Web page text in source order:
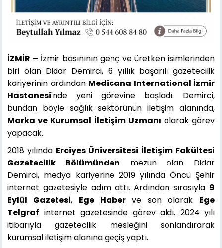
İZMİR – İzmir basınının genç ve üretken isimlerinden
biri olan Didar Demirci, 6 yıllık başarılı gazetecilik
kariyerinin ardından Medicana International İzmir
Hastanesi'nde yeni görevine başladı. Demirci,
bundan böyle sağlık sektörünün iletişim alanında,
Marka ve Kurumsal İletişim Uzmanı olarak görev
yapacak.
2018 yılında Erciyes Üniversitesi İletişim Fakültesi
Gazetecilik Bölümünden mezun olan Didar
Demirci, medya kariyerine 2019 yılında Öncü Şehir
internet gazetesiyle adım attı. Ardından sırasıyla 9
Eylül Gazetesi, Ege Haberve son olarak Ege
Telgraf internet gazetesinde görev aldı. 2024 yılı
itibarıyla gazetecilik mesleğini sonlandırarak
kurumsal iletişim alanına geçiş yaptı.